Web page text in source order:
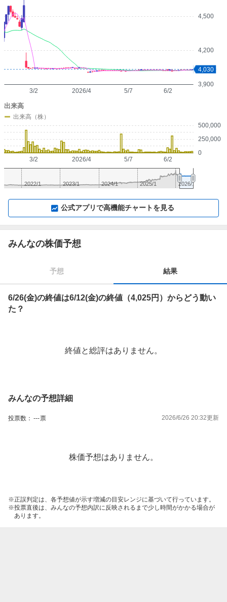
3,900
4,200
4,500
2026/4
3/2 5/7 6/2
4,030
0
250,000
500,000
2026/4
3/2 5/7 6/2
出来高
出来高（株）
2023/1 2025/1
2022/1 2024/1 2026/1
公式アプリで高機能チャートを見る
みんなの株価予想
予想 結果
6/26(金)の終値は6/12(金)の終値（4,025円）からどう動い
た？
終値と総評はありません。
みんなの予想詳細
投票数： ---票 2026/6/26 20:32更新
株価予想はありません。
正誤判定は、各予想値が示す増減の目安レンジに基づいて行っています。
投票直後は、みんなの予想内訳に反映されるまで少し時間がかかる場合が
あります。